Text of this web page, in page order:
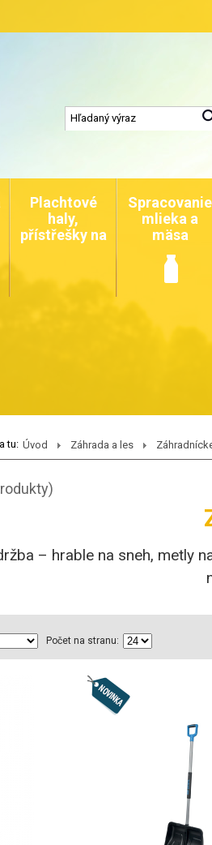
Plachtové
haly,
přístřešky na
Spracovanie
mlieka a
mäsa
tu: Úvod Záhrada a les
– hrable na sneh, metly
Počet na stranu: